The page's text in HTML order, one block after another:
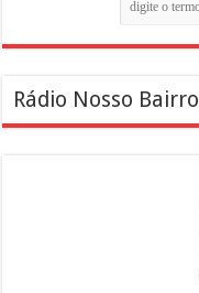
Rádio Nosso Bairro